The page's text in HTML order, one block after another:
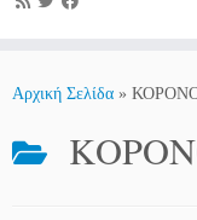
στοΑρχική Σελίδα »